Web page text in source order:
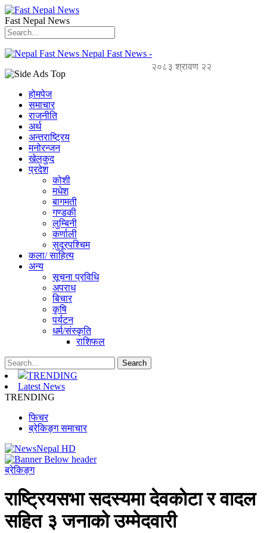
Fast Nepal News
Nepal Fast News -
२०८३ श्रावण २२
होमपेज
समाचार
राजनीति
अर्थ
अन्तराष्ट्रिय
मनोरन्जन
खेलकुद
प्रदेश
कोशी
मधेश
बागमती
गण्डकी
लुम्बिनी
कर्णाली
सुदूरपश्चिम
कला/ साहित्य
अन्य
सूचना प्रविधि
अपराध
बिचार
कृषि
पर्यटन
धर्म/संस्कृति
राशिफल
TRENDING
Latest News
TRENDING
फिचर
ब्रेकिङ्ग समाचार
ब्रेकिङ्ग
राष्ट्रियसभा सदस्यमा देवकाेटा र वादल
सहित ३ जनाको उम्मेदवारी